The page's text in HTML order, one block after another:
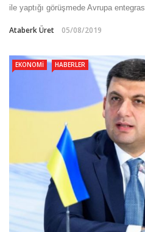
ile yaptığı görüşmede Avrupa
Ataberk Üret 05/08/2019
EKONOMI HABERLER